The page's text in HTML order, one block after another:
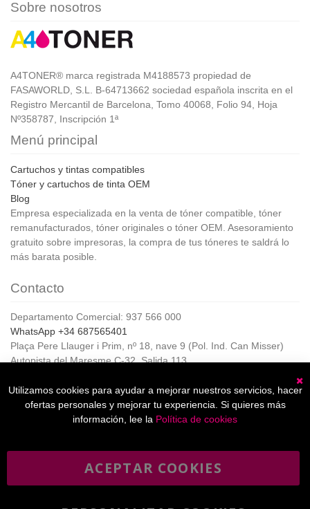
Sobre nosotros
A4TONER® marca registrada M4188573 propiedad de
FASAWORLD, S.L. B-64713662 sociedad española inscrita en el
Registro Mercantil de Barcelona, Tomo 40068, Folio 94, Hoja
Nº358787, Inscripción 1ª
Menú principal
Cartuchos y tintas compatibles
Tóner y cartuchos de tinta OEM
Blog
Empresa especializada en la venta de tóner compatible, tóner
remanufacturados, tóner originales o tóner OEM. Asesoramiento
gratuito sobre impresoras, la compra de tus tóneres te saldrá lo
más barata posible.
Contacto
Departamento Comercial: 937 566 000
WhatsApp +34 687565401
Plaça Pere Llauger i Prim, nº 18, nave 9 (Pol. Ind. Can Misser)
Autopista del Maresme C-32, Salida 113
Horario de Atención al cliente:
De lunes a jueves de 8:00 a 17:00,
Viernes de 8:00 a 15:00
informativo
Utilizamos cookies para ayudar a mejorar nuestros servicios, hacer
ofertas personales y mejorar tu experiencia. Si quieres más
información, lee la Política de cookies
ACEPTAR COOKIES